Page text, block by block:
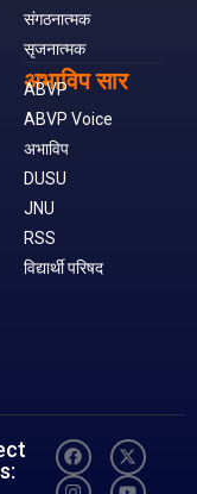
संगठनात्मक
सृजनात्मक
अभाविप सार
ABVP
ABVP Voice
अभाविप
DUSU
JNU
RSS
विद्यार्थी परिषद